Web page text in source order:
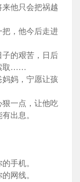
他只会把祸越
，他今后走进
的艰苦，日后
取……
妈，宁愿让孩
一点，让他吃
出息。
手机。
网线。